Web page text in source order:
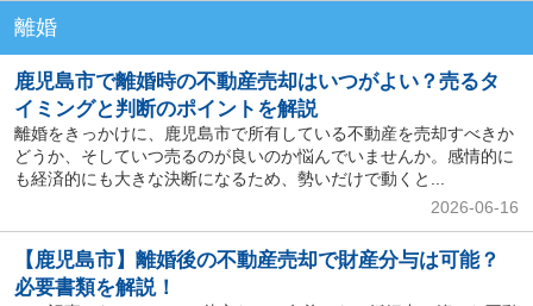
離婚
鹿児島市で離婚時の不動産売却はいつがよい？売るタ
イミングと判断のポイントを解説
離婚をきっかけに、鹿児島市で所有している不動産を売却すべきか
どうか、そしていつ売るのが良いのか悩んでいませんか。感情的に
も経済的にも大きな決断になるため、勢いだけで動くと...
2026-06-16
【鹿児島市】離婚後の不動産売却で財産分与は可能？
必要書類を解説！